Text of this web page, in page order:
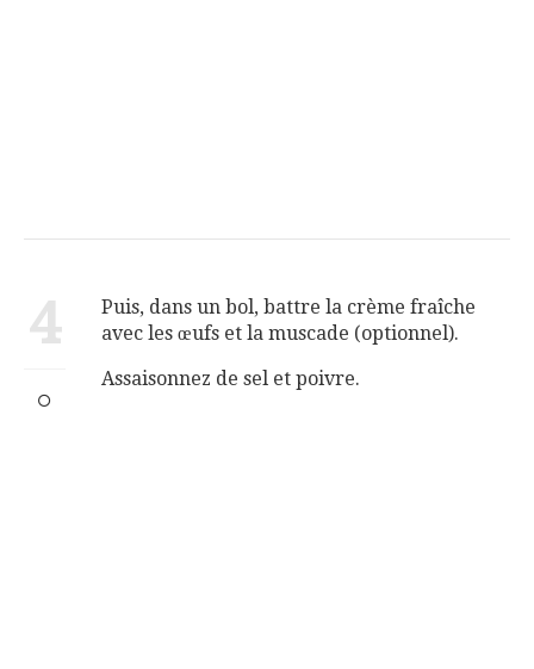
4
Puis, dans un bol, battre la crème fraîche
avec les œufs et la muscade (optionnel).
Assaisonnez de sel et poivre.